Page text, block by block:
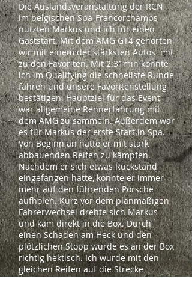
Die Auslandsveranstaltung der RCN
im belgischen Spa-Francorchamps
nutzten Markus und ich für einen
Gaststart. Mit dem AMG GT4 gehörten
wir mit einem der stärksten Autos mit
zu den Favoriten. Mit 2:31min konnte
ich im Qualifying die schnellste Runde
fahren und unsere Favoritenstellung
bestätigen. Hauptziel für das Event
war allgemeine Rennerfahrung mit
dem AMG zu sammeln. Außerdem war
es für Markus der erste Start in Spa.
Von Beginn an hatte er mit stark
abbauenden Reifen zu kämpfen.
Nachdem er sich etwas Rückstand
eingefangen hatte, konnte er immer
mehr auf den führenden Porsche
aufholen. Kurz vor dem planmäßigen
Fahrerwechsel drehte sich Markus
und kam direkt in die Box. Durch
einen Schaden am Heck und den
plötzlichen Stopp wurde es an der Box
richtig hektisch. Ich wurde mit den
gleichen Reifen auf die Strecke
geschickt und hatte in meinem Stint